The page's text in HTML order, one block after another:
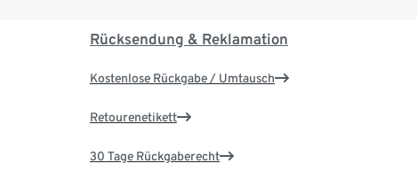
Rücksendung & Reklamation
Kostenlose Rückgabe / Umtausch
Retourenetikett
30 Tage Rückgaberecht